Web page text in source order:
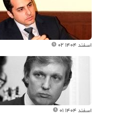
۰۲ اسفند ۱۴۰۴
۰۱ اسفند ۱۴۰۴